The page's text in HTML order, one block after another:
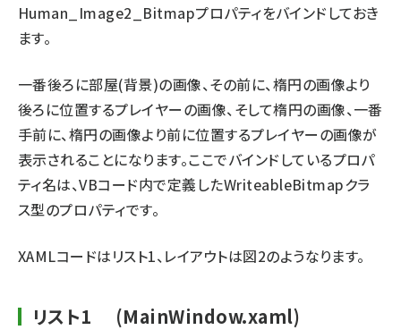
Human_Image2_Bitmapプロパティをバインドしておき
ます。
一番後ろに部屋(背景)の画像、その前に、楕円の画像より
後ろに位置するプレイヤーの画像、そして楕円の画像、一番
手前に、楕円の画像より前に位置するプレイヤーの画像が
表示されることになります。ここでバインドしているプロパ
ティ名は、VBコード内で定義したWriteableBitmapクラ
ス型のプロパティです。
XAMLコードはリスト1、レイアウトは図2のようなります。
リスト1 (MainWindow.xaml)